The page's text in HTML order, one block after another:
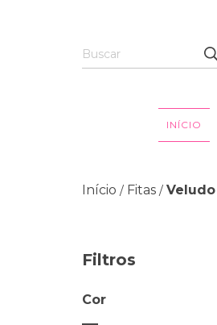
INÍCIO
Início / Fitas / Veludo
Filtros
Cor